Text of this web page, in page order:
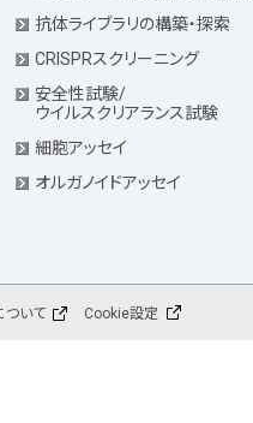
抗体ライブラリの構築・探索
CRISPRスクリーニング
安全性試験/
ウイルスクリアランス試験
細胞アッセイ
オルガノイドアッセイ
ついて Cookie設定